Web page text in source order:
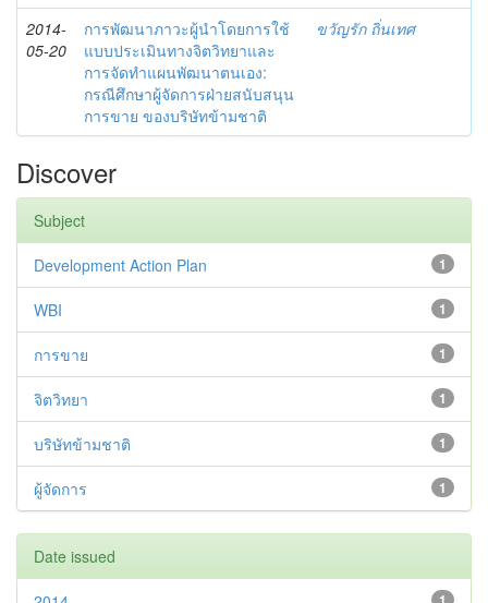
2014-
05-20
การพัฒนาภาวะผู้นำโดยการใช้
แบบประเมินทางจิตวิทยาและ
การจัดทำแผนพัฒนาตนเอง:
กรณีศึกษาผู้จัดการฝ่ายสนับสนุน
การขาย ของบริษัทข้ามชาติ
ขวัญรัก ถิ่นเทศ
Discover
Subject
1
Development Action Plan
1
WBI
1
การขาย
1
จิตวิทยา
1
บริษัทข้ามชาติ
1
ผู้จัดการ
Date issued